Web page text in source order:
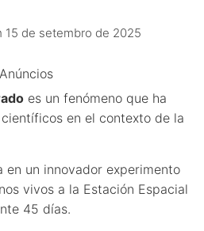
15 de setembro de 2025
Anúncios
es un fenómeno que ha
en el contexto de la
un innovador experimento
vivos a la Estación Espacial
45 días.